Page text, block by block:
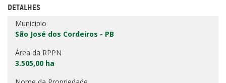
DETALHES
Munícipio
São José dos Cordeiros - PB
Área da RPPN
3.505,00 ha